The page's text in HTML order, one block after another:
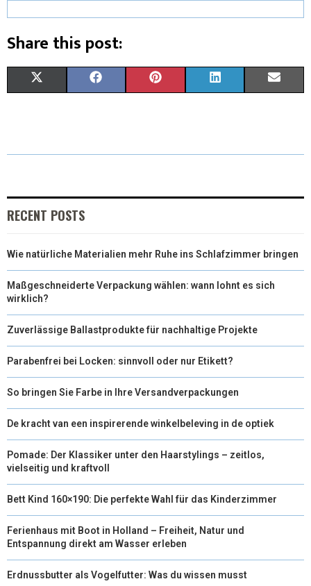
Share this post:
W
E
R
E
K
T
S
T
K
N
I
RECENT POSTS
Wie natürliche Materialien mehr Ruhe ins Schlafzimmer bringen
Maßgeschneiderte Verpackung wählen: wann lohnt es sich
wirklich?
Zuverlässige Ballastprodukte für nachhaltige Projekte
Parabenfrei bei Locken: sinnvoll oder nur Etikett?
So bringen Sie Farbe in Ihre Versandverpackungen
De kracht van een inspirerende winkelbeleving in de optiek
Pomade: Der Klassiker unter den Haarstylings – zeitlos,
vielseitig und kraftvoll
Bett Kind 160×190: Die perfekte Wahl für das Kinderzimmer
Ferienhaus mit Boot in Holland – Freiheit, Natur und
Entspannung direkt am Wasser erleben
Erdnussbutter als Vogelfutter: Was du wissen musst